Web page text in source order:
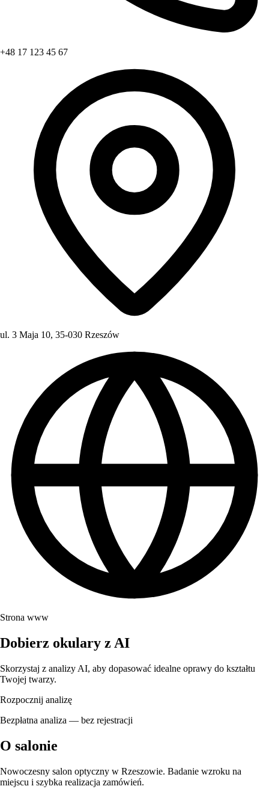
+48 17 123 45 67
ul. 3 Maja 10, 35-030 Rzeszów
Strona www
Dobierz okulary z AI
Skorzystaj z analizy AI, aby dopasować idealne oprawy do kształtu
Twojej twarzy.
Rozpocznij analizę
Bezpłatna analiza — bez rejestracji
O salonie
Nowoczesny salon optyczny w Rzeszowie. Badanie wzroku na
miejscu i szybka realizacja zamówień.